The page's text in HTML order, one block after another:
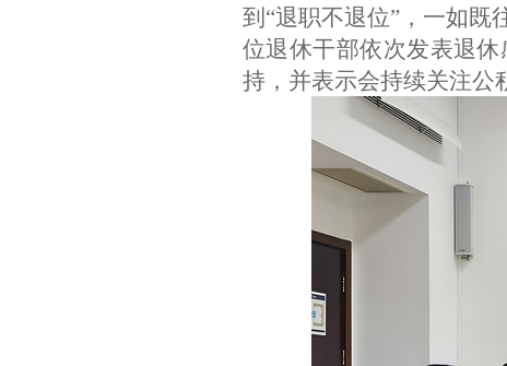
到 “退职不退位” ，一如既
位退休干部依次发表退休
持 ，并表示会持续关注公